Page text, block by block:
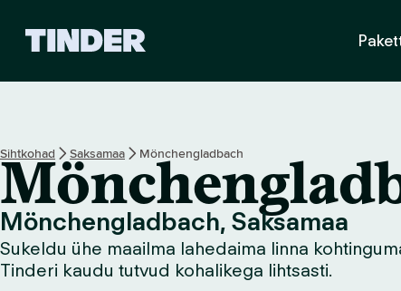
i
a
v
l
e
h
Sihtkohad Saksamaa Mönchengladbach
Mönchengladbach, Saksamaa
Sukeldu ühe maailma lahedaima linna
Tinderi kaudu tutvud kohalikega lihtsasti.